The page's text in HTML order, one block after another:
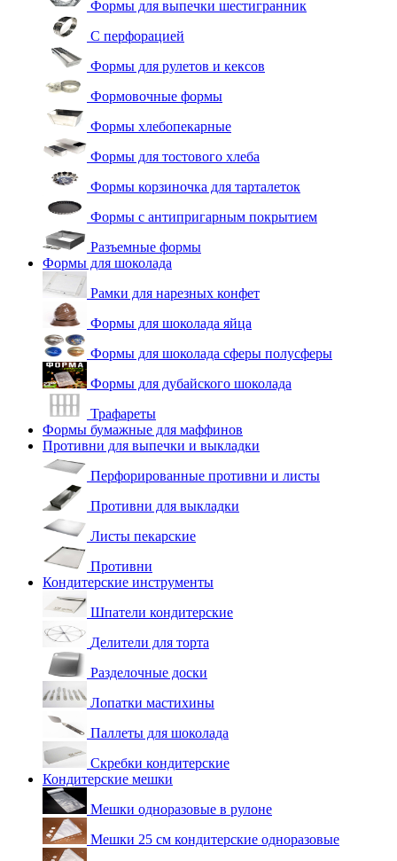
Формы для выпечки шестигранник
С перфорацией
Формы для рулетов и кексов
Формовочные формы
Формы хлебопекарные
Формы для тостового хлеба
Формы корзиночка для тарталеток
Формы с антипригарным покрытием
Разъемные формы
Формы для шоколада
Рамки для нарезных конфет
Формы для шоколада яйца
Формы для шоколада сферы полусферы
Формы для дубайского шоколада
Трафареты
Формы бумажные для маффинов
Противни для выпечки и выкладки
Перфорированные противни и листы
Противни для выкладки
Листы пекарские
Противни
Кондитерские инструменты
Шпатели кондитерские
Делители для торта
Разделочные доски
Лопатки мастихины
Паллеты для шоколада
Скребки кондитерские
Кондитерские мешки
Мешки одноразовые в рулоне
Мешки 25 см кондитерские одноразовые